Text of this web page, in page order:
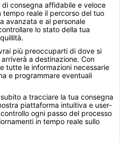
di consegna affidabile e veloce
reale il percorso del tuo
avanzata e al personale
lo stato della tua
più preoccuparti di dove si
a destinazione. Con
tutte le informazioni necessarie
e programmare eventuali
a tracciare la tua consegna
piattaforma intuitiva e user-
ogni passo del processo
in tempo reale sullo